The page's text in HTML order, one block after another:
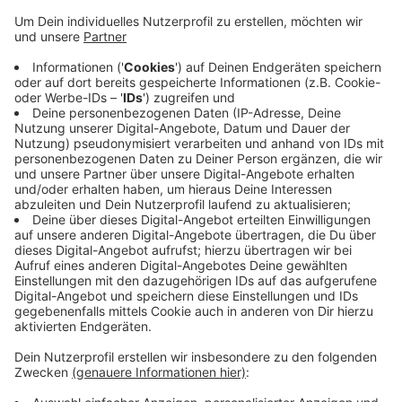
Anzeige
Ein Zeuge hatte berichtet, dass der Mann unter
anderem eine Schusswaffe besitzen solle. Gegen
04.00 Uhr begann die geplante Durchsuchung, bei der
Spezialeinheiten die Viersener Ermittler unterstützen.
Diese stellten im Haus des Mannes mehrere
Gaspistolen und Messer sicher. Verletzt wurde
niemand, am Haus entstand ein Sachschaden. Die
Ermittlungen dauern an.
Anzeige